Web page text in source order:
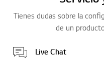
Tienes dudas sobre la
de un
Live Chat